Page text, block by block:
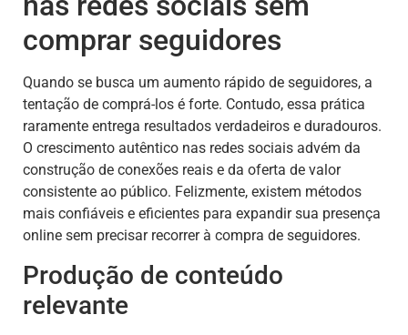
comprar seguidores
Quando se busca um aumento rápido de seguidores, a
tentação de comprá-los é forte. Contudo, essa prática
raramente entrega resultados verdadeiros e duradouros.
O crescimento autêntico nas redes sociais advém da
construção de conexões reais e da oferta de valor
consistente ao público. Felizmente, existem métodos
mais confiáveis e eficientes para expandir sua presença
online sem precisar recorrer à compra de seguidores.
Produção de conteúdo
relevante